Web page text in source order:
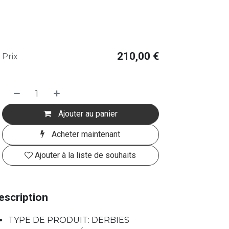
Ajouter au panier
Acheter maintenant
Ajouter à la liste de souhaits
Prix 210,00 €
TYPE DE PRODUIT: DERBIES